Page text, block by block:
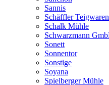
Sannis
Schäffler Teigwaren
Schalk Mühle
Schwarzmann
Sonett
Sonnentor
Sonstige
Soyana
Spielberger Mühle